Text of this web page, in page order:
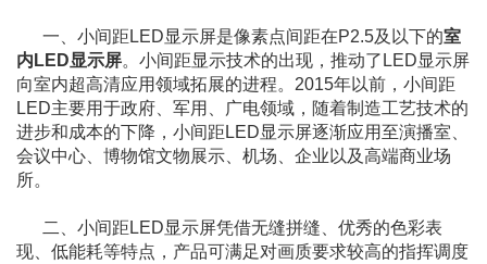
一、小间距LED显示屏是像素点间距在P2.5及以下的室
内LED显示屏。小间距显示技术的出现，推动了LED显示屏
向室内超高清应用领域拓展的进程。2015年以前，小间距
LED主要用于政府、军用、广电领域，随着制造工艺技术的
进步和成本的下降，小间距LED显示屏逐渐应用至演播室、
会议中心、博物馆文物展示、机场、企业以及高端商业场
所。
二、小间距LED显示屏凭借无缝拼缝、优秀的色彩表
现、低能耗等特点，产品可满足对画质要求较高的指挥调度